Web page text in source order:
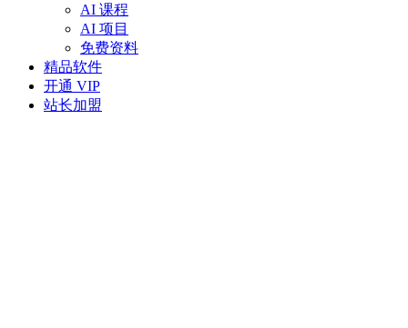
AI 课程
AI 项目
免费资料
精品软件
开通 VIP
站长加盟